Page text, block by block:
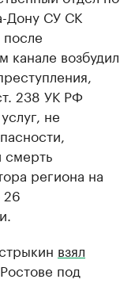
Дону СУ СК
канале возбудил
238 УК РФ
не
смерть
региона на
26
взял
под